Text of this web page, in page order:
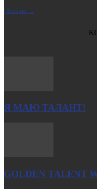
| Більше →
Я МАЮ ТАЛАНТ!
GOLDEN TALENT